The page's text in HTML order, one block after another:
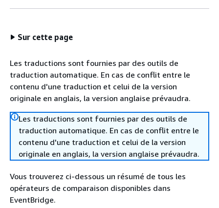
Sur cette page
Les traductions sont fournies par des outils de
traduction automatique. En cas de conflit entre le
contenu d'une traduction et celui de la version
originale en anglais, la version anglaise prévaudra.
Les traductions sont fournies par des outils de
traduction automatique. En cas de conflit entre le
contenu d'une traduction et celui de la version
originale en anglais, la version anglaise prévaudra.
Vous trouverez ci-dessous un résumé de tous les
opérateurs de comparaison disponibles dans
EventBridge.